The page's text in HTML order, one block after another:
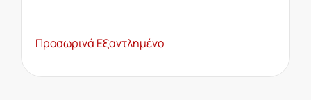
Προσωρινά Εξαντλημένο